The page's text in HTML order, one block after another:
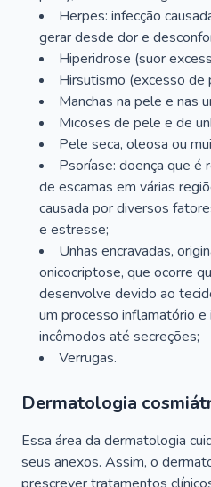
Herpes: infecção
gerar desde dor e
Hiperidrose (suor
Hirsutismo (excesso de
Manchas na pele e nas
Micoses de pele e de
Pele seca, oleosa ou
Psoríase: doença que é
de escamas em várias
causada por diversos
e estresse;
Unhas encravadas,
onicocriptose, que ocorre
desenvolve devido ao
um processo inflamatório
incômodos até secreções;
Verrugas.
Dermatologia
Essa área da dermatologia
seus anexos. Assim, o